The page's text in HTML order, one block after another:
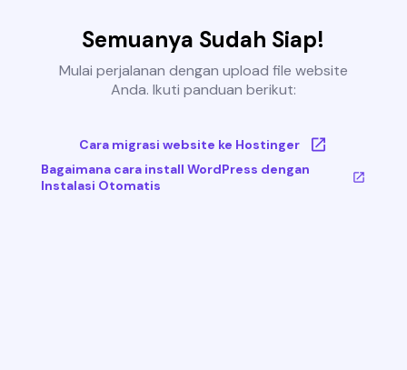
Semuanya Sudah Siap!
Mulai perjalanan dengan upload file website
Anda. Ikuti panduan berikut:
Cara migrasi website ke Hostinger
Bagaimana cara install WordPress dengan
Instalasi Otomatis